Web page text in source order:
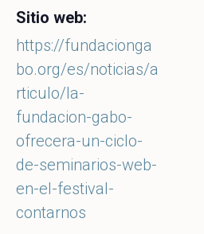
Sitio web:
https://fundacionga
bo.org/es/noticias/a
rticulo/la-
fundacion-gabo-
ofrecera-un-ciclo-
de-seminarios-web-
en-el-festival-
contarnos